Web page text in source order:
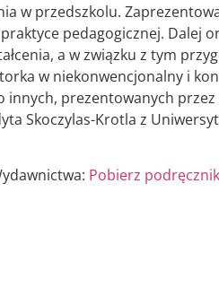
w przedszkolu.
pedagogicznej. Dalej
a w związku z tym
w niekonwencjonalny i
innych, prezentowanych
Skoczylas-Krotla z
Pobierz podręcznik